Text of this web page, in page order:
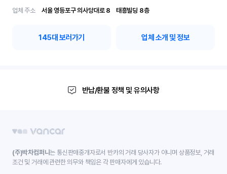
업체 주소
서울 영등포구 의사당대로 8	 태흥빌딩 8층
145대 보러가기 업체 소개 및 정보
반납/환불 정책 및 유의사항
(주)박차컴퍼니는 통신판매중개자로서 반카의 거래 당사자가 아니며 상품정보, 거래
조건 및 거래에 관련한 의무와 책임은 각 판매자에게 있습니다.